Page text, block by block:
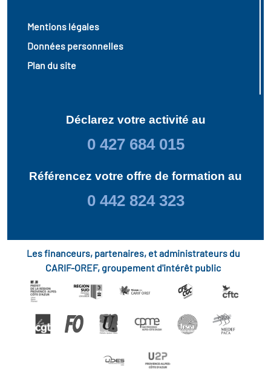
Mentions légales
Données personnelles
Plan du site
Déclarez votre activité au
0 427 684 015
Référencez votre offre de formation au
0 442 824 323
Les financeurs, partenaires, et administrateurs du
CARIF-OREF, groupement d'intérêt public